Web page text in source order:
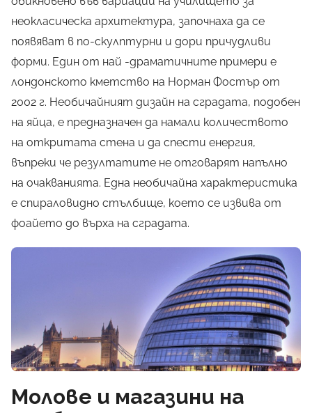
неокласическа архитектура, започнаха да се
появяват в по-скулптурни и дори причудливи
форми. Един от най -драматичните примери е
лондонското кметство на Норман Фостър от
2002 г. Необичайният дизайн на сградата, подобен
на яйца, е предназначен да намали количеството
на откритата стена и да спести енергия,
въпреки че резултатите не отговарят напълно
на очакванията. Една необичайна характеристика
е спираловидно стълбище, което се извива от
фоайето до върха на сградата.
Молове и магазини на